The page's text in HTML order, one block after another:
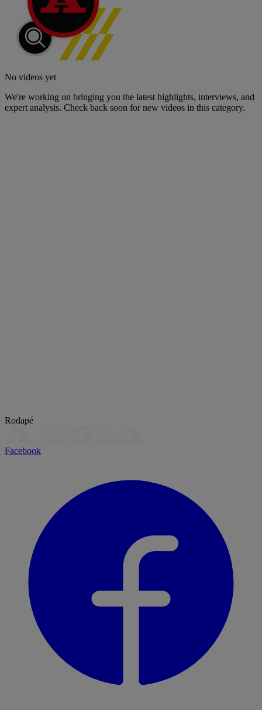
No videos yet
We're working on bringing you the latest highlights, interviews, and
expert analysis. Check back soon for new videos in this category.
Rodapé
Facebook